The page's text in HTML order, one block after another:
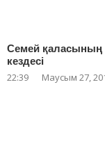
Семей қаласының
кездесі
22:39 Маусым 27,